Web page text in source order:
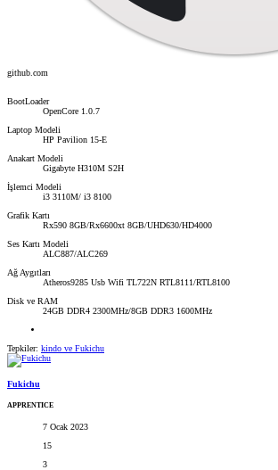
github.com
BootLoader
OpenCore 1.0.7
Laptop Modeli
HP Pavilion 15-E
Anakart Modeli
Gigabyte H310M S2H
İşlemci Modeli
i3 3110M/ i3 8100
Grafik Kartı
Rx590 8GB/Rx6600xt 8GB/UHD630/HD4000
Ses Kartı Modeli
ALC887/ALC269
Ağ Aygıtları
Atheros9285 Usb Wifi TL722N RTL8111/RTL8100
Disk ve RAM
24GB DDR4 2300MHz/8GB DDR3 1600MHz
Tepkiler: kindo ve Fukichu
Fukichu
APPRENTICE
7 Ocak 2023
15
3